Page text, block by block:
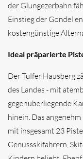
der Glungezerbahn
Einstieg der Gondel
kostengünstige
Ideal präparierte
Der Tulfer Hausberg
des Landes - mit
gegenüberliegende
hinein. Das
mit insgesamt 23
Genussskifahrern,